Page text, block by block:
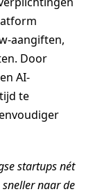
aangiften,
Door
AI-
te
startups nét
naar de